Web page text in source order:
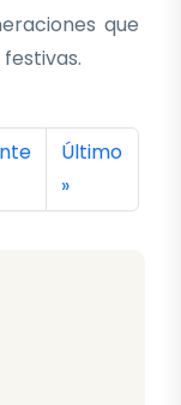
que
página
Última
Último
»